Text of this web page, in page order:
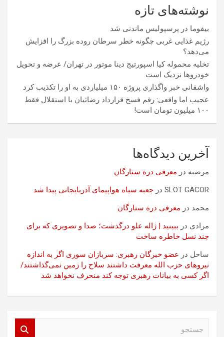
نوشته‌های تازه
بیفوما در پرسپولیس ماندنی شد
رژیم غذایی غربی چگونه خطر سرطان روده بزرگ را افزایش
می‌دهد؟
تخلیه محموله کیا اسپورتیج دینا موتور در تهران/ عرضه و تحویل
خودروها نزدیک است
واشقانی خبر واگذاری پروژه ۱۵۰ میلیاردی به او را تکذیب کرد
عجیب اما واقعی: رقم فسخ قرارداد رضائیان با استقلال فقط
۱۰۰ میلیون تومان است!
آخرین دیدگاه‌ها
مرضیه در معرفی دره ستارگان
SLOT GACOR در جعبه سیاه هواپیمای آذربایجانی پیدا شد
محمد در معرفی دره ستارگان
مرادی در ببینید | ژاله علو درگذشت؛ صدا و تصویری که برای
چند نسل خاطره ساخت
ساحل در عضو خبرگان رهبری: سربازان سوری اگر به اندازه
نیروهای حزب الله معرفت داشتند سلاح را زمین نمی‌گذاشتند/
اگر کسی به بیانات رهبری توجه کند منحرف نخواهد شد